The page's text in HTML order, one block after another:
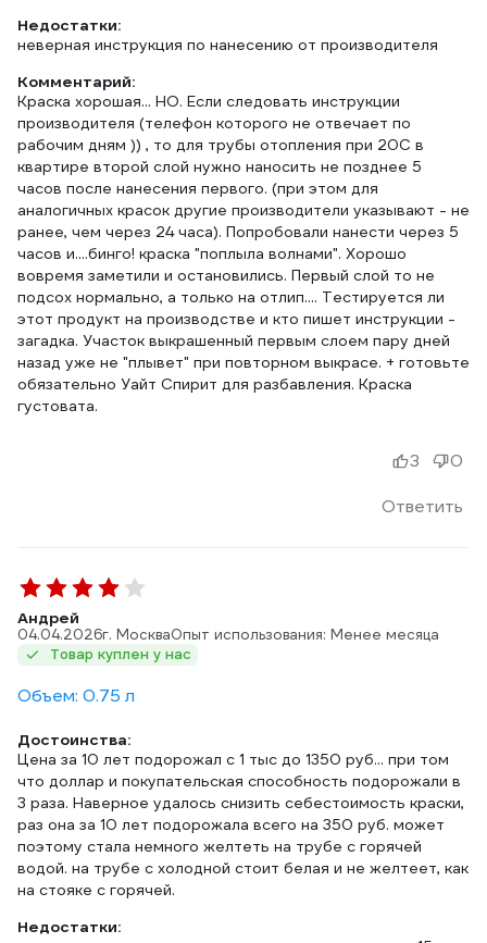
Недостатки:
неверная инструкция по нанесению от производителя
Комментарий:
Краска хорошая... НО. Если следовать инструкции
производителя (телефон которого не отвечает по
рабочим дням )) , то для трубы отопления при 20С в
квартире второй слой нужно наносить не позднее 5
часов после нанесения первого. (при этом для
аналогичных красок другие производители указывают - не
ранее, чем через 24 часа). Попробовали нанести через 5
часов и....бинго! краска "поплыла волнами". Хорошо
вовремя заметили и остановились. Первый слой то не
подсох нормально, а только на отлип.... Тестируется ли
этот продукт на производстве и кто пишет инструкции -
загадка. Участок выкрашенный первым слоем пару дней
назад уже не "плывет" при повторном выкрасе. + готовьте
обязательно Уайт Спирит для разбавления. Краска
густовата.
Ответить
3 0
Андрей
04.04.2026г. МоскваОпыт использования: Менее месяца
Товар куплен у нас
Объем: 0.75 л
Достоинства:
Цена за 10 лет подорожал с 1 тыс до 1350 руб... при том
что доллар и покупательская способность подорожали в
3 раза. Наверное удалось снизить себестоимость краски,
раз она за 10 лет подорожала всего на 350 руб. может
поэтому стала немного желтеть на трубе с горячей
водой. на трубе с холодной стоит белая и не желтеет, как
на стояке с горячей.
Недостатки: